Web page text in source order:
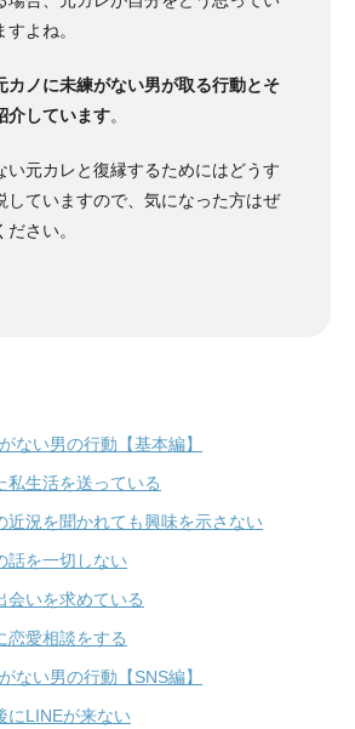
よね。
カノに未練がない男が取る行動とそ
介しています。
い元カレと復縁するためにはどうす
していますので、気になった方はぜ
さい。
ない男の行動【基本編】
私生活を送っている
近況を聞かれても興味を示さない
話を一切しない
会いを求めている
恋愛相談をする
ない男の行動【SNS編】
にLINEが来ない